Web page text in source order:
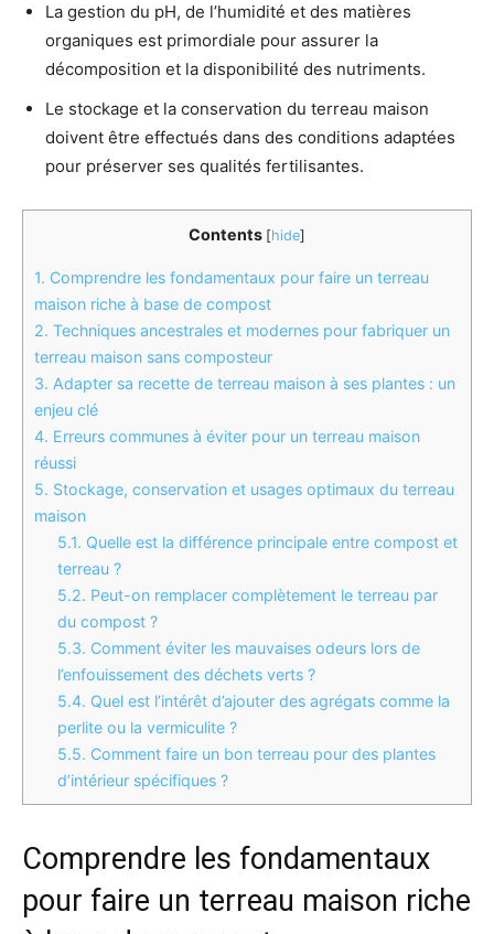
La gestion du pH, de l’humidité et des matières
organiques est primordiale pour assurer la
décomposition et la disponibilité des nutriments.
Le stockage et la conservation du terreau maison
doivent être effectués dans des conditions adaptées
pour préserver ses qualités fertilisantes.
Contents [hide]
1. Comprendre les fondamentaux pour faire un terreau
maison riche à base de compost
2. Techniques ancestrales et modernes pour fabriquer un
terreau maison sans composteur
3. Adapter sa recette de terreau maison à ses plantes : un
enjeu clé
4. Erreurs communes à éviter pour un terreau maison
réussi
5. Stockage, conservation et usages optimaux du terreau
maison
5.1. Quelle est la différence principale entre compost et
terreau ?
5.2. Peut-on remplacer complètement le terreau par
du compost ?
5.3. Comment éviter les mauvaises odeurs lors de
l’enfouissement des déchets verts ?
5.4. Quel est l’intérêt d’ajouter des agrégats comme la
perlite ou la vermiculite ?
5.5. Comment faire un bon terreau pour des plantes
d’intérieur spécifiques ?
Comprendre les fondamentaux
pour faire un terreau maison riche